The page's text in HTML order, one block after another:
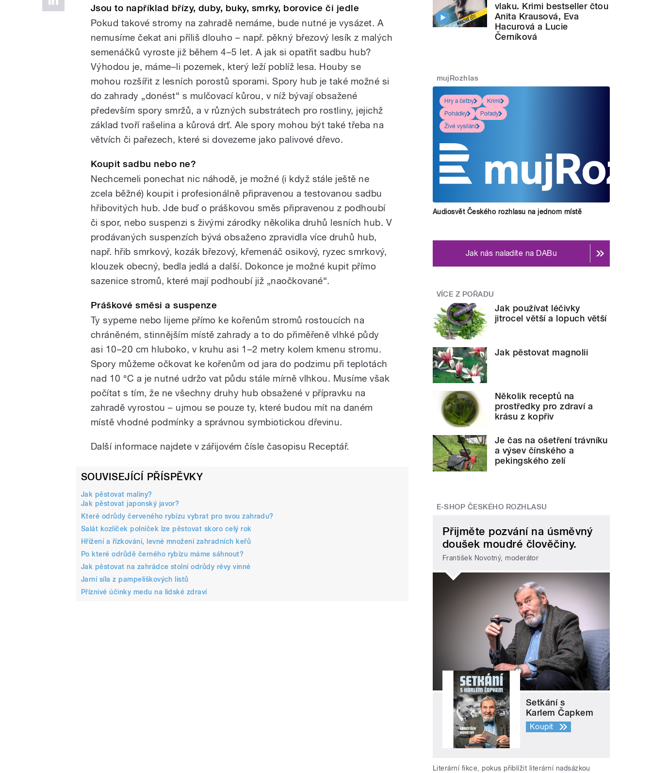
Jsou to například břízy, duby, buky, smrky, borovice či jedle
Pokud takové stromy na zahradě nemáme, bude nutné je vysázet. A
nemusíme čekat ani příliš dlouho – např. pěkný březový lesík z malých
semenáčků vyroste již během 4–5 let. A jak si opatřit sadbu hub?
Výhodou je, máme–li pozemek, který leží poblíž lesa. Houby se
mohou rozšířit z lesních porostů sporami. Spory hub je také možné si
do zahrady „donést“ s mulčovací kůrou, v níž bývají obsažené
především spory smržů, a v různých substrátech pro rostliny, jejichž
základ tvoří rašelina a kůrová drť. Ale spory mohou být také třeba na
větvích či pařezech, které si dovezeme jako palivové dřevo.
Koupit sadbu nebo ne?
Nechcemeli ponechat nic náhodě, je možné (i když stále ještě ne
zcela běžné) koupit i profesionálně připravenou a testovanou sadbu
hřibovitých hub. Jde buď o práškovou směs připravenou z podhoubí
či spor, nebo suspenzi s živými zárodky několika druhů lesních hub. V
prodávaných suspenzích bývá obsaženo zpravidla více druhů hub,
např. hřib smrkový, kozák březový, křemenáč osikový, ryzec smrkový,
klouzek obecný, bedla jedlá a další. Dokonce je možné kupit přímo
sazenice stromů, které mají podhoubí již „naočkované“.
Práškové směsi a suspenze
Ty sypeme nebo lijeme přímo ke kořenům stromů rostoucích na
chráněném, stinnějším místě zahrady a to do přiměřeně vlhké půdy
asi 10–20 cm hluboko, v kruhu asi 1–2 metry kolem kmenu stromu.
Spory můžeme očkovat ke kořenům od jara do podzimu při teplotách
nad 10 °C a je nutné udržo vat půdu stále mírně vlhkou. Musíme však
počítat s tím, že ne všechny druhy hub obsažené v přípravku na
zahradě vyrostou – ujmou se pouze ty, které budou mít na daném
místě vhodné podmínky a správnou symbiotickou dřevinu.
Další informace najdete v zářijovém čísle časopisu Receptář.
SOUVISEJÍCÍ PŘÍSPĚVKY
Jak pěstovat maliny?
Jak pěstovat japonský javor?
Které odrůdy červeného rybízu vybrat pro svou zahradu?
Salát kozlíček polníček lze pěstovat skoro celý rok
Hřížení a řízkování, levné množení zahradních keřů
Po které odrůdě černého rybízu máme sáhnout?
Jak pěstovat na zahrádce stolní odrůdy révy vinné
Jarní síla z pampeliškových listů
Příznivé účinky medu na lidské zdraví
vlaku. Krimi bestseller čtou
Anita Krausová, Eva
Hacurová a Lucie
Černíková
mujRozhlas
Hry a četby
Krimi
Pohádky
Pořady
Živé vysílání
Audiosvět Českého rozhlasu na jednom místě
Jak nás naladíte na DABu
VÍCE Z POŘADU
Jak používat léčivky
jitrocel větší a lopuch větší
Jak pěstovat magnolii
Několik receptů na
prostředky pro zdraví a
krásu z kopřiv
Je čas na ošetření trávníku
a výsev čínského a
pekingského zelí
E-SHOP ČESKÉHO ROZHLASU
Přijměte pozvání na úsměvný
doušek moudré člověčiny.
František Novotný, moderátor
Setkání s
Karlem Čapkem
Koupit
Literární fikce, pokus přiblížit literární nadsázkou